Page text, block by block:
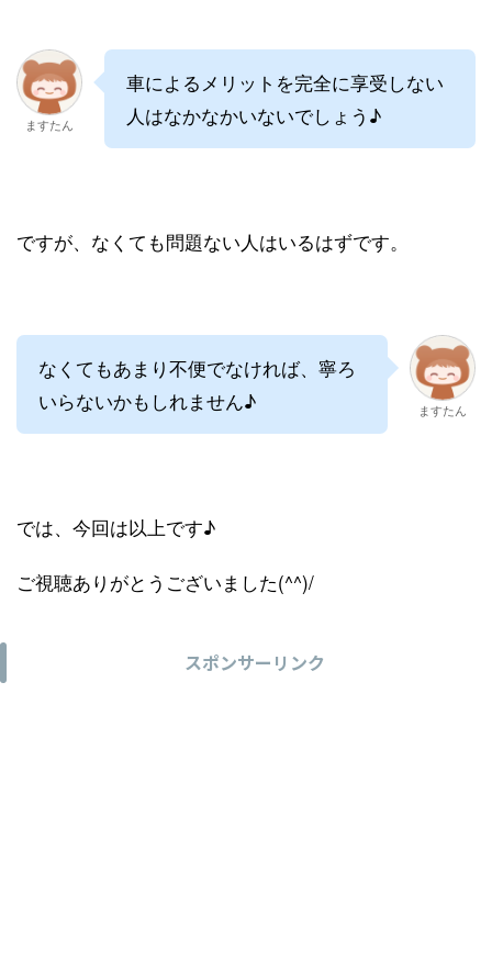
ますたん
車によるメリットを完全に享受しない
人はなかなかいないでしょう♪
ですが、なくても問題ない人はいるはずです。
なくてもあまり不便でなければ、寧ろ
いらないかもしれません♪
ますたん
では、今回は以上です♪
ご視聴ありがとうございました(^^)/
スポンサーリンク